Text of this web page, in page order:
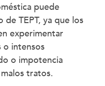
puede
TEPT, ya que los
experimentar
o intensos
o impotencia
tratos.